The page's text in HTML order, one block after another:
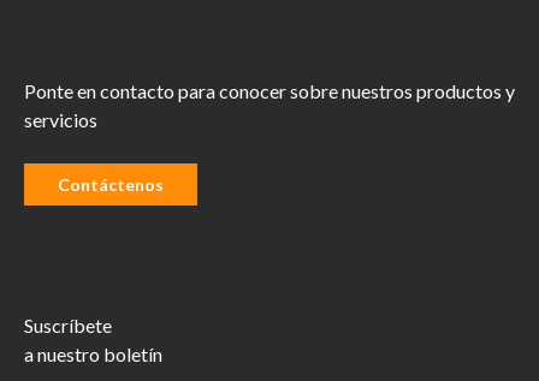
Ponte en contacto para conocer sobre nuestros productos y
servicios
Contáctenos
Suscríbete
a nuestro boletín